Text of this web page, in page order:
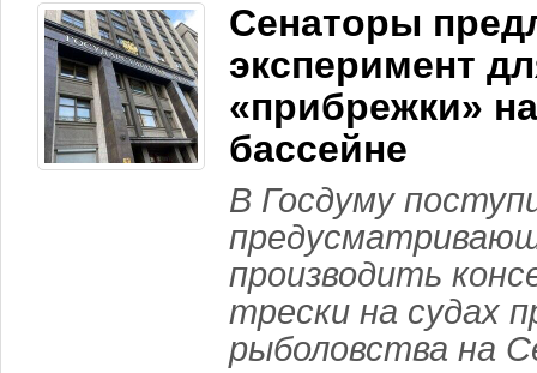
Сенаторы
эксперимент
«прибрежки»
бассейне
В Госдуму
производить
трески на судах
рыболовства на